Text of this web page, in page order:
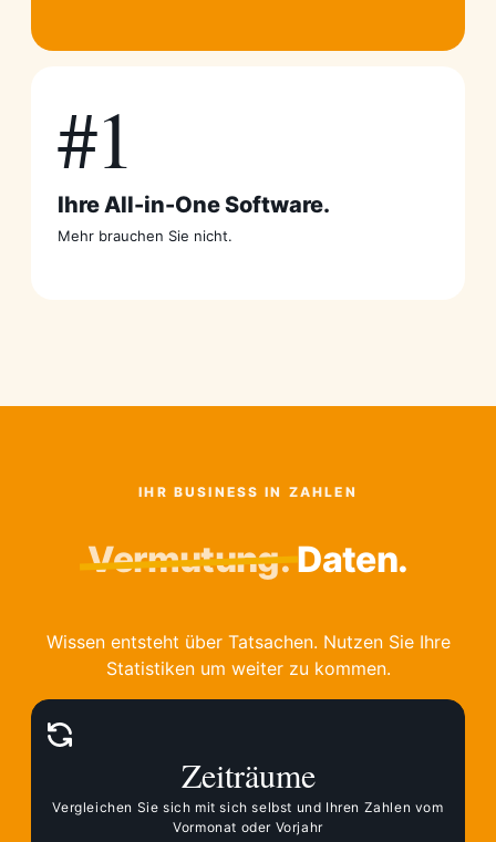
#1
Ihre All-in-One Software.
Mehr brauchen Sie nicht.
IHR BUSINESS IN ZAHLEN
Vermutung.Daten.
Wissen entsteht über Tatsachen. Nutzen Sie Ihre
Statistiken um weiter zu kommen.
Zeiträume
Vergleichen Sie sich mit sich selbst und Ihren Zahlen vom
Vormonat oder Vorjahr